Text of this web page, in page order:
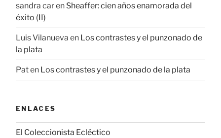
sandra caren Sheaffer: cien años enamorada del
éxito (II)
Luis Vilanueva en Los contrastes y el punzonado de
la plata
Paten Los contrastes y el punzonado de la plata
ENLACES
El Coleccionista Ecléctico